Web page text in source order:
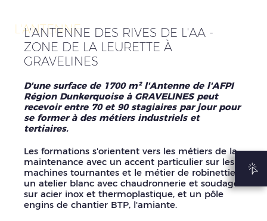
L'ANTENNE
L'ANTENNE DES RIVES DE L'AA -
ZONE DE LA LEURETTE À
GRAVELINES
D'une surface de 1700 m² l'Antenne de l'AFPI
Région Dunkerquoise à GRAVELINES peut
recevoir entre 70 et 90 stagiaires par jour pour
se former à des métiers industriels et
tertiaires.
Les formations s'orientent vers les métiers de la
maintenance avec un accent particulier sur les
machines tournantes et le métier de robinettier,
un atelier blanc avec chaudronnerie et soudage
sur acier inox et thermoplastique, et un pôle
engins de chantier BTP, l'amiante.